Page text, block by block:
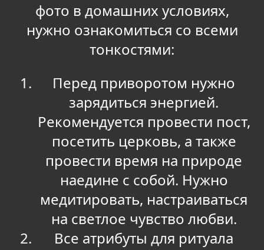
фото в домашних условиях,
нужно ознакомиться со всеми
тонкостями:
Перед приворотом нужно
зарядиться энергией.
Рекомендуется провести пост,
посетить церковь, а также
провести время на природе
наедине с собой. Нужно
медитировать, настраиваться
на светлое чувство любви.
Все атрибуты для ритуала